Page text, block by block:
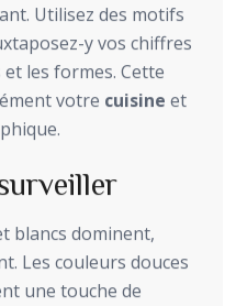
Utilisez des motifs
y vos chiffres
les formes. Cette
votre cuisine et
blancs dominent,
Les couleurs douces
une touche de